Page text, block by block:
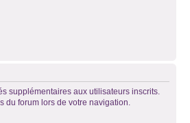
supplémentaires aux utilisateurs inscrits.
forum lors de votre navigation.